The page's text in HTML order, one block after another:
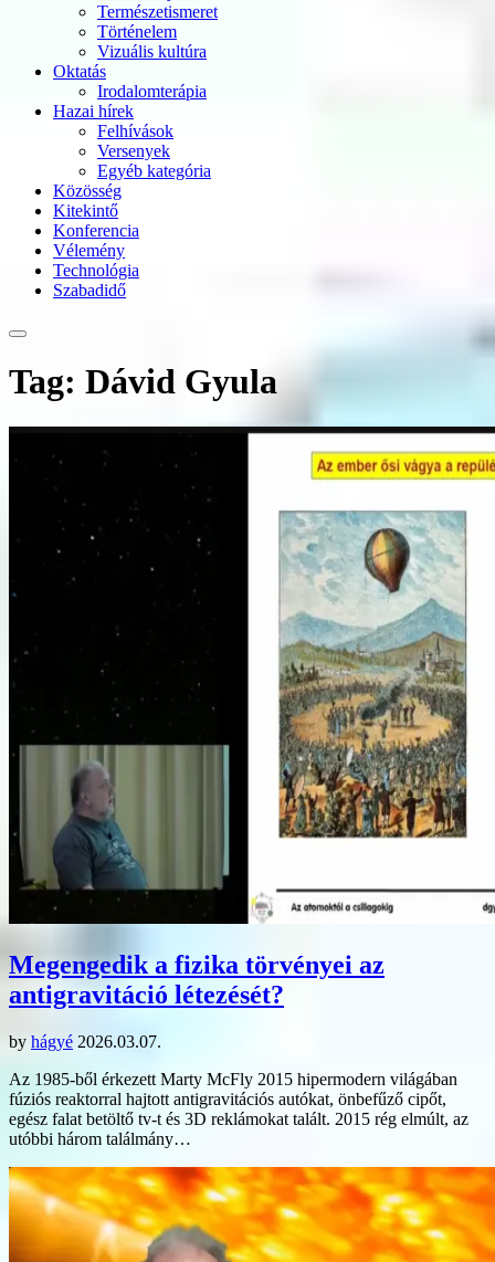
Természetismeret
Történelem
Vizuális kultúra
Oktatás
Irodalomterápia
Hazai hírek
Felhívások
Versenyek
Egyéb kategória
Közösség
Kitekintő
Konferencia
Vélemény
Technológia
Szabadidő
Tag: Dávid Gyula
Megengedik a fizika törvényei az
antigravitáció létezését?
by hágyé 2026.03.07.
Az 1985-ből érkezett Marty McFly 2015 hipermodern világában
fúziós reaktorral hajtott antigravitációs autókat, önbefűző cipőt,
egész falat betöltő tv-t és 3D reklámokat talált. 2015 rég elmúlt, az
utóbbi három találmány…